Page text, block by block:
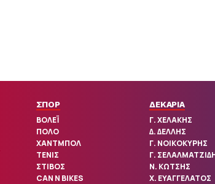
ΣΠΟΡ
ΒΟΛΕΪ
ΠΟΛΟ
ΧΑΝΤΜΠΟΛ
ΤΕΝΙΣ
ΣΤΙΒΟΣ
CAN N BIKES
ΔΕΚΑΡΙΑ
Γ. ΧΕΛΑΚΗΣ
Δ. ΔΕΛΛΗΣ
Γ. ΝΟΙΚΟΚΥΡΗΣ
Γ.
Ν. ΚΩΤΣΗΣ
Χ. ΕΥΑΓΓΕΛΑΤΟΣ